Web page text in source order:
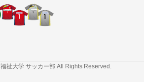
祉大学 サッカー部All Rights Reserved.